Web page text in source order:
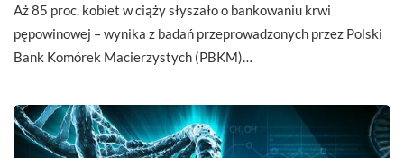
Aż 85 proc. kobiet w ciąży słyszało o bankowaniu krwi
pępowinowej – wynika z badań przeprowadzonych przez Polski
Bank Komórek Macierzystych (PBKM)…